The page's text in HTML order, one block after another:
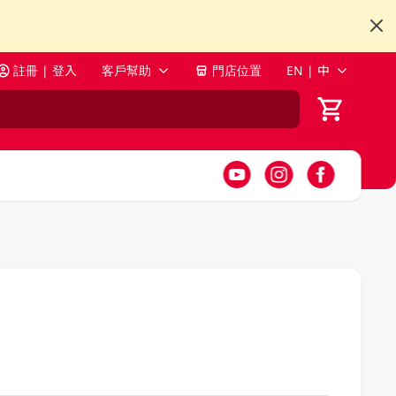
註冊 | 登入 客戶幫助 門店位置 EN | 中